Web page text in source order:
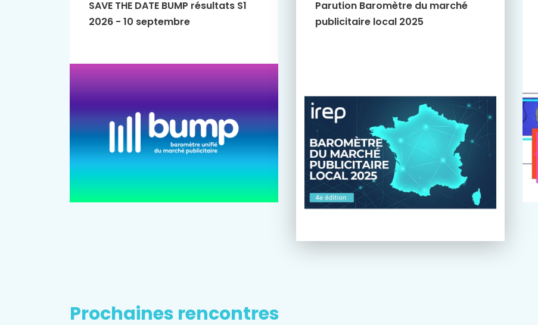
SAVE THE DATE BUMP résultats S1
2026 - 10 septembre
Parution Baromètre du marché
publicitaire local 2025
Prochaines rencontres